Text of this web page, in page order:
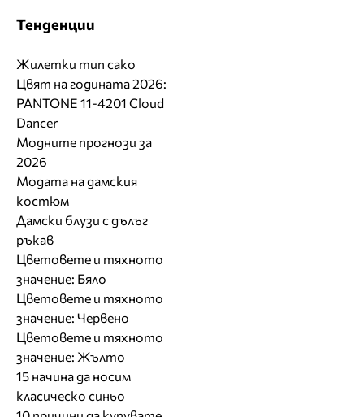
Тенденции
Жилетки тип сако
Цвят на годината 2026:
PANTONE 11-4201 Cloud
Dancer
Модните прогнози за
2026
Модата на дамския
костюм
Дамски блузи с дълъг
ръкав
Цветовете и тяхното
значение: Бяло
Цветовете и тяхното
значение: Червено
Цветовете и тяхното
значение: Жълто
15 начина да носим
класическо синьо